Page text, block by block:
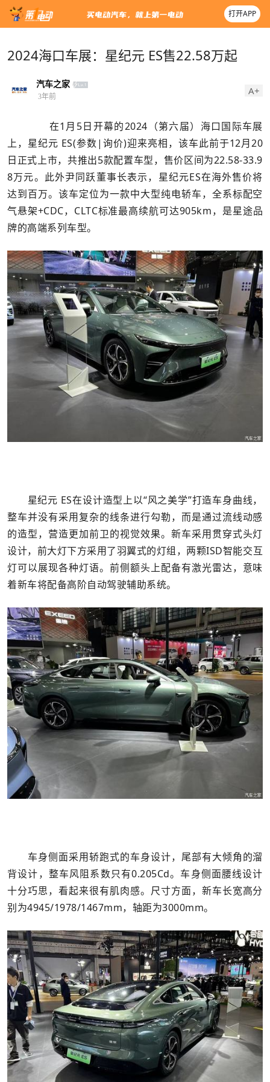
打开APP
2024海口车展：星纪元 ES售22.58万起
汽车之家
3年前 A+
在1月5日开幕的2024（第六届）海口国际车展
上，星纪元 ES(参数|询价)迎来亮相，该车此前于12月20
日正式上市，共推出5款配置车型，售价区间为22.58-33.9
8万元。此外尹同跃董事长表示，星纪元ES在海外售价将
达到百万。该车定位为一款中大型纯电轿车，全系标配空
气悬架+CDC，CLTC标准最高续航可达905km，是星途品
牌的高端系列车型。
星纪元 ES在设计造型上以“风之美学”打造车身曲线，
整车并没有采用复杂的线条进行勾勒，而是通过流线动感
的造型，营造更加前卫的视觉效果。新车采用贯穿式头灯
设计，前大灯下方采用了羽翼式的灯组，两颗ISD智能交互
灯可以展现各种灯语。前侧额头上配备有激光雷达，意味
着新车将配备高阶自动驾驶辅助系统。
车身侧面采用轿跑式的车身设计，尾部有大倾角的溜
背设计，整车风阻系数只有0.205Cd。车身侧面腰线设计
十分巧思，看起来很有肌肉感。尺寸方面，新车长宽高分
别为4945/1978/1467mm，轴距为3000mm。